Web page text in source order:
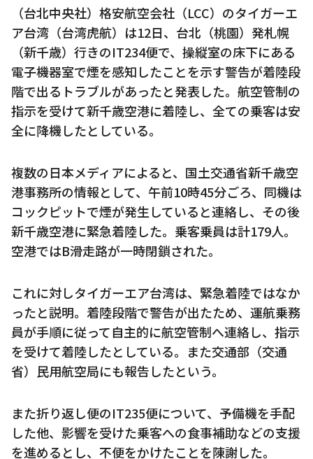
（台北中央社）格安航空会社（LCC）のタイガーエ
ア台湾（台湾虎航）は12日、台北（桃園）発札幌
（新千歳）行きのIT234便で、操縦室の床下にある
電子機器室で煙を感知したことを示す警告が着陸段
階で出るトラブルがあったと発表した。航空管制の
指示を受けて新千歳空港に着陸し、全ての乗客は安
全に降機したとしている。
複数の日本メディアによると、国土交通省新千歳空
港事務所の情報として、午前10時45分ごろ、同機は
コックピットで煙が発生していると連絡し、その後
新千歳空港に緊急着陸した。乗客乗員は計179人。
空港ではB滑走路が一時閉鎖された。
これに対しタイガーエア台湾は、緊急着陸ではなか
ったと説明。着陸段階で警告が出たため、運航乗務
員が手順に従って自主的に航空管制へ連絡し、指示
を受けて着陸したとしている。また交通部（交通
省）民用航空局にも報告したという。
また折り返し便のIT235便について、予備機を手配
した他、影響を受けた乗客への食事補助などの支援
を進めるとし、不便をかけたことを陳謝した。